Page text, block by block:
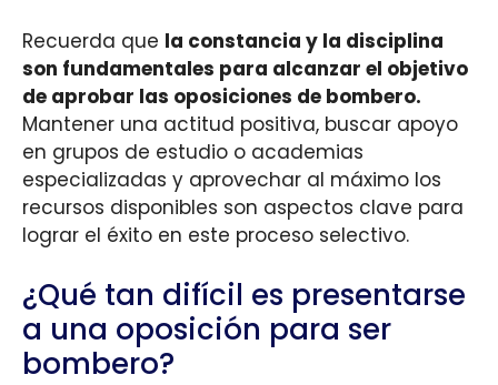
Recuerda que la constancia y la disciplina
son fundamentales para alcanzar el objetivo
de aprobar las oposiciones de bombero.
Mantener una actitud positiva, buscar apoyo
en grupos de estudio o academias
especializadas y aprovechar al máximo los
recursos disponibles son aspectos clave para
lograr el éxito en este proceso selectivo.
¿Qué tan difícil es presentarse
a una oposición para ser
bombero?